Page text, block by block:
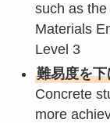
such as
Materials
Level 3
難易度を
Concrete
more